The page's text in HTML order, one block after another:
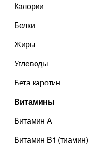
Калории
Белки
Жиры
Углеводы
Бета каротин
Витамины
Витамин А
Витамин B1 (тиамин)